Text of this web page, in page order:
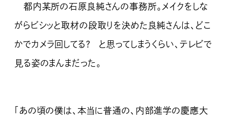
都内某所の石原良純さんの事務所。メイクをしな
がらビシッと取材の段取りを決めた良純さんは、どこ
かでカメラ回してる？ と思ってしまうくらい、テレビで
見る姿のまんまだった。
「あの頃の僕は、本当に普通の、内部進学の慶應大